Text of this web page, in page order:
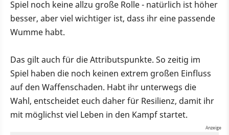
Spiel noch keine allzu große Rolle - natürlich ist höher
besser, aber viel wichtiger ist, dass ihr eine passende
Wumme habt.
Das gilt auch für die Attributspunkte. So zeitig im
Spiel haben die noch keinen extrem großen Einfluss
auf den Waffenschaden. Habt ihr unterwegs die
Wahl, entscheidet euch daher für Resilienz, damit ihr
mit möglichst viel Leben in den Kampf startet.